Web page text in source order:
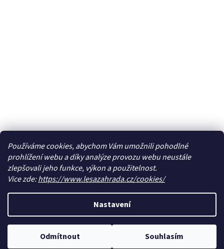
Používáme cookies, abychom Vám umožnili pohodlné
prohlížení webu a díky analýze provozu webu neustále
zlepšovali jeho funkce, výkon a použitelnost.
Vice zde:https://www.lesazahrada.cz/cookies/
Nastavení
Odmítnout Souhlasím